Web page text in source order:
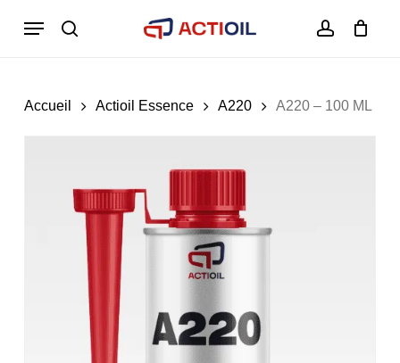
search account
Menu
Panier
Close
Accueil Actioil Essence A220 A220 – 100 ML